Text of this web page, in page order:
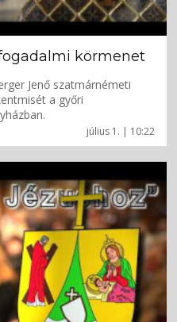
július 1. | 10:22
körmenet
Jenő szatmárnémeti
a győri